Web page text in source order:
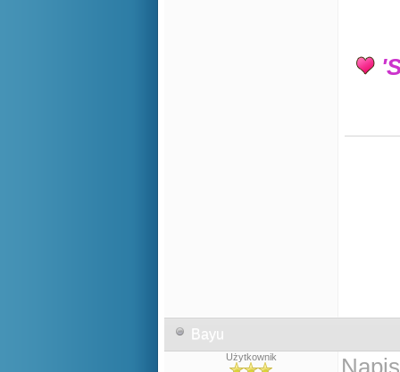
Bayu
Użytkownik